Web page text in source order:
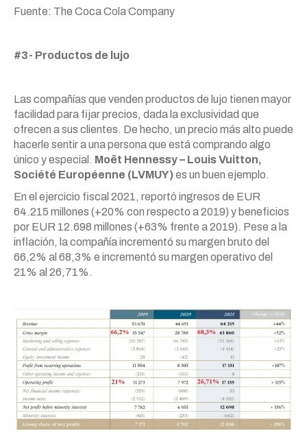
Fuente: The Coca Cola Company
#3- Productos de lujo
Las compañías que venden productos de lujo tienen mayor
facilidad para fijar precios, dada la exclusividad que
ofrecen a sus clientes. De hecho, un precio más alto puede
hacerle sentir a una persona que está comprando algo
único y especial. Moët Hennessy – Louis Vuitton,
Société Européenne (LVMUY)es un buen ejemplo.
En el ejercicio fiscal 2021, reportó ingresos de EUR
64.215 millones (+20% con respecto a 2019) y beneficios
por EUR 12.698 millones (+63% frente a 2019). Pese a la
inflación, la compañía incrementó su margen bruto del
66,2% al 68,3% e incrementó su margen operativo del
21% al 26,71%.